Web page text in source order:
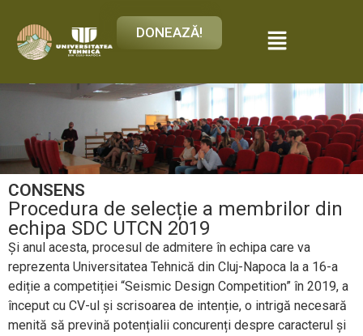
DONEAZĂ!
CONSENS
Procedura de selecție a membrilor din
echipa SDC UTCN 2019
Și anul acesta, procesul de admitere în echipa care va
reprezenta Universitatea Tehnică din Cluj-Napoca la a 16-a
ediție a competiției “Seismic Design Competition” în 2019, a
început cu CV-ul și scrisoarea de intenție, o intrigă necesară
menită să prevină potențialii concurenți despre caracterul și